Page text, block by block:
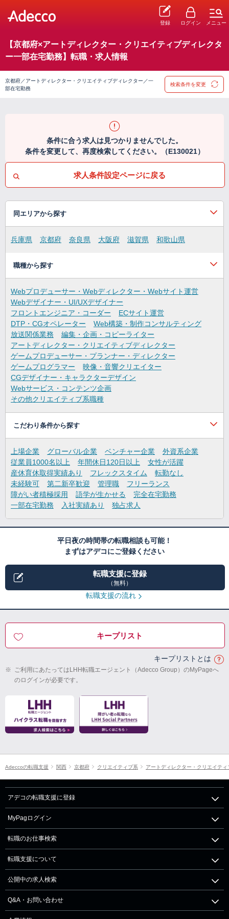
登録 ログイン メニュー
【京都府×アートディレクター・クリエイティブディレクタ
ー一部在宅勤務】転職・求人情報
京都府／アートディレクター・クリエイティブディレクター／一
部在宅勤務
検索条件を変更
条件に合う求人は見つかりませんでした。
条件を変更して、再度検索してください。（E130021）
求人条件設定ページに戻る
同エリアから探す
兵庫県 京都府 奈良県 大阪府 滋賀県 和歌山県
職種から探す
Webプロデューサー・Webディレクター・Webサイト運営
Webデザイナー・UI/UXデザイナー
フロントエンジニア・コーダー
ECサイト運営
DTP・CGオペレーター
Web構築・制作コンサルティング
放送関係業務
編集・企画・コピーライター
アートディレクター・クリエイティブディレクター
ゲームプロデューサー・プランナー・ディレクター
ゲームプログラマー
映像・音響クリエイター
CGデザイナー・キャラクターデザイン
Webサービス・コンテンツ企画
その他クリエイティブ系職種
こだわり条件から探す
上場企業 グローバル企業 ベンチャー企業
外資系企業
従業員1000名以上
年間休日120日以上
女性が活躍
産休育休取得実績あり
フレックスタイム
転勤なし
未経験可
第二新卒歓迎 管理職
フリーランス
障がい者積極採用
語学が生かせる
完全在宅勤務
一部在宅勤務
入社実績あり 独占求人
平日夜の時間帯の転職相談も可能！
まずはアデコにご登録ください
転職支援に登録
（無料）
転職支援の流れ
キープリスト
キープリストとは
※ ご利用にあたってはLHH転職エージェント（Adecco Group）のMyPageへ
のログインが必要です。
Adeccoの転職支援 関西 京都府 クリエイティブ系 アートディレクター・クリエイテ
アデコの転職支援に登録
MyPagログイン
転職のお仕事検索
転職支援について
公開中の求人検索
Q&A・お問い合わせ